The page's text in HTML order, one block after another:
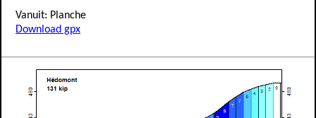
Vanuit: Planche
Download gpx